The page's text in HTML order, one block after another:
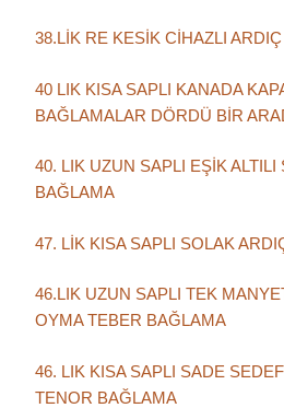
38.LİK RE KESİK CİHAZLI
40 LIK KISA SAPLI KANADA
BAĞLAMALAR DÖRDÜ BİR
40. LIK UZUN SAPLI EŞİK ALTILI
BAĞLAMA
47. LİK KISA SAPLI SOLAK
46.LIK UZUN SAPLI TEK
OYMA TEBER BAĞLAMA
46. LIK KISA SAPLI SADE
TENOR BAĞLAMA